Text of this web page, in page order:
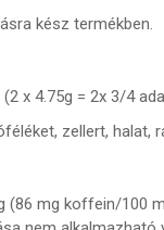
kész termékben.
x 4.75g = 2x 3/4
zellert,
mg koffein/100